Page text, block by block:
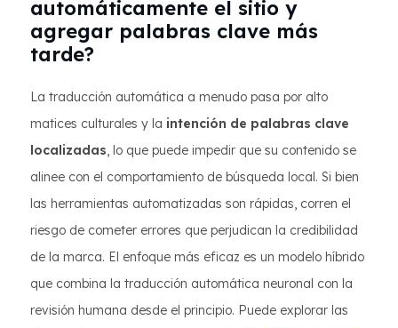
automáticamente el sitio y
agregar palabras clave más
tarde?
La traducción automática a menudo pasa por alto
matices culturales y la intención de palabras clave
localizadas, lo que puede impedir que su contenido se
alinee con el comportamiento de búsqueda local. Si bien
las herramientas automatizadas son rápidas, corren el
riesgo de cometer errores que perjudican la credibilidad
de la marca. El enfoque más eficaz es un modelo híbrido
que combina la traducción automática neuronal con la
revisión humana desde el principio. Puede explorar las